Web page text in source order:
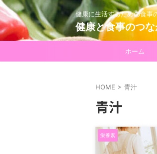
健康に生活するための食事
健康と食事のつ
ホーム
HOME > 青汁
青汁
栄養素